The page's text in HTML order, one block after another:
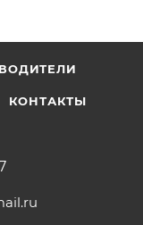
КОНТАКТЫ